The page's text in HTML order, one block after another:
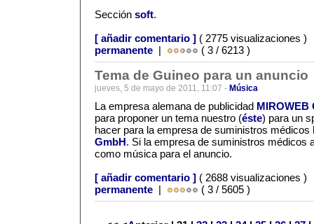
Sección soft.
[ añadir comentario ] ( 2775 visualizaciones
permanente | ( 3 / 6213 )
Tema de Guineo para un anuncio
jueves, 5 de mayo de 2011, 11:07 - Música
La empresa alemana de publicidad MIROWEB
para proponer un tema nuestro (éste) para un
hacer para la empresa de suministros médicos
GmbH. Si la empresa de suministros médicos
como música para el anuncio.
[ añadir comentario ] ( 2688 visualizaciones
permanente | ( 3 / 5605 )